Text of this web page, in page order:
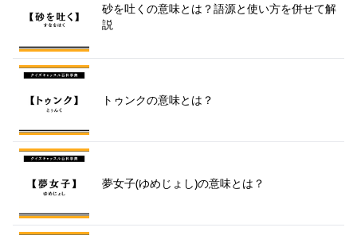
砂を吐くの意味とは？語源と使い方を併せて解
説
トゥンクの意味とは？
夢女子(ゆめじょし)の意味とは？